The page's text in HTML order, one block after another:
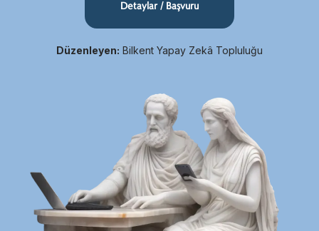
Detaylar / Başvuru
Düzenleyen: Bilkent Yapay Zekâ Topluluğu